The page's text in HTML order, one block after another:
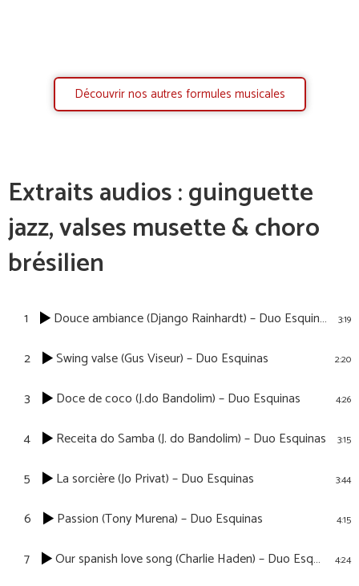
Découvrir nos autres formules musicales
Extraits audios : guinguette
jazz, valses musette & choro
brésilien
1 Douce ambiance (Django Rainhardt) – Duo Esquinas 3:19
2 Swing valse (Gus Viseur) – Duo Esquinas 2:20
3 Doce de coco (J.do Bandolim) – Duo Esquinas 4:26
4 Receita do Samba (J. do Bandolim) – Duo Esquinas 3:15
5 La sorcière (Jo Privat) – Duo Esquinas 3:44
6 Passion (Tony Murena) – Duo Esquinas 4:15
7 Our spanish love song (Charlie Haden) – Duo Esquinas 4:24